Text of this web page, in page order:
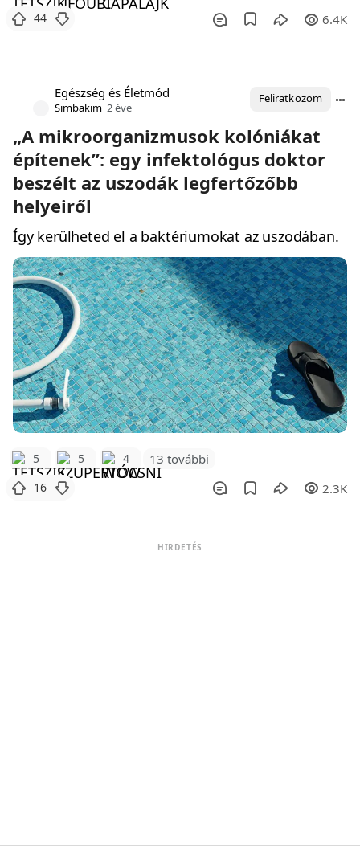
44 6.4K
Egészség és Életmód
Simbakim 2 éve
Feliratkozom
„A mikroorganizmusok kolóniákat
építenek”: egy infektológus doktor
beszélt az uszodák legfertőzőbb
helyeiről
Így kerülheted el a baktériumokat az uszodában.
5 5 4 13 további
16 2.3K
HIRDETÉS